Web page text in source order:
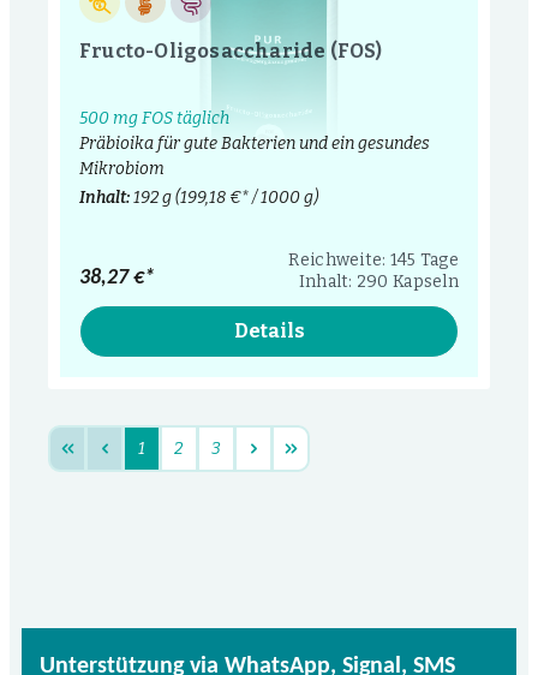
Fructo-Oligosaccharide (FOS)
500 mg FOS täglich
Präbioika für gute Bakterien und ein gesundes
Mikrobiom
Inhalt:192 g(199,18 €* / 1000 g)
Reichweite: 145 Tage
Inhalt: 290 Kapseln
38,27 €*
Details
1 2 3
Unterstützung via WhatsApp, Signal, SMS